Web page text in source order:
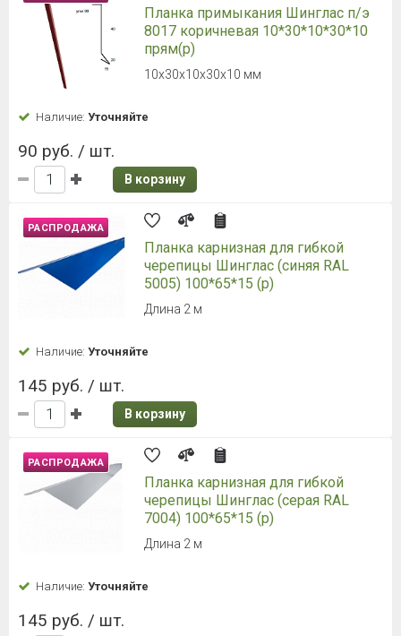
Планка примыкания Шинглас п/э
8017 коричневая 10*30*10*30*10
прям(р)
10х30х10х30х10 мм
Наличие: Уточняйте
90 руб. / шт.
В корзину
РАСПРОДАЖА
Планка карнизная для гибкой
черепицы Шинглас (синяя RAL
5005) 100*65*15 (р)
Длина 2 м
Наличие: Уточняйте
145 руб. / шт.
В корзину
РАСПРОДАЖА
Планка карнизная для гибкой
черепицы Шинглас (серая RAL
7004) 100*65*15 (р)
Длина 2 м
Наличие: Уточняйте
145 руб. / шт.